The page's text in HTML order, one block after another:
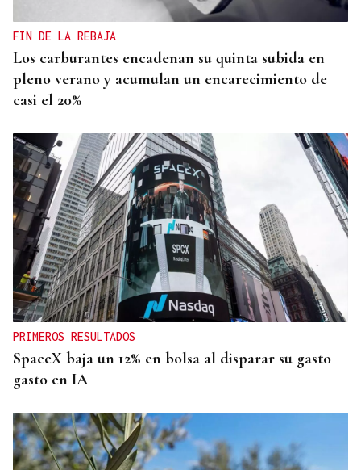
FIN DE LA REBAJA
Los carburantes encadenan su quinta subida en
pleno verano y acumulan un encarecimiento de
casi el 20%
PRIMEROS RESULTADOS
SpaceX baja un 12% en bolsa al disparar su gasto
gasto en IA